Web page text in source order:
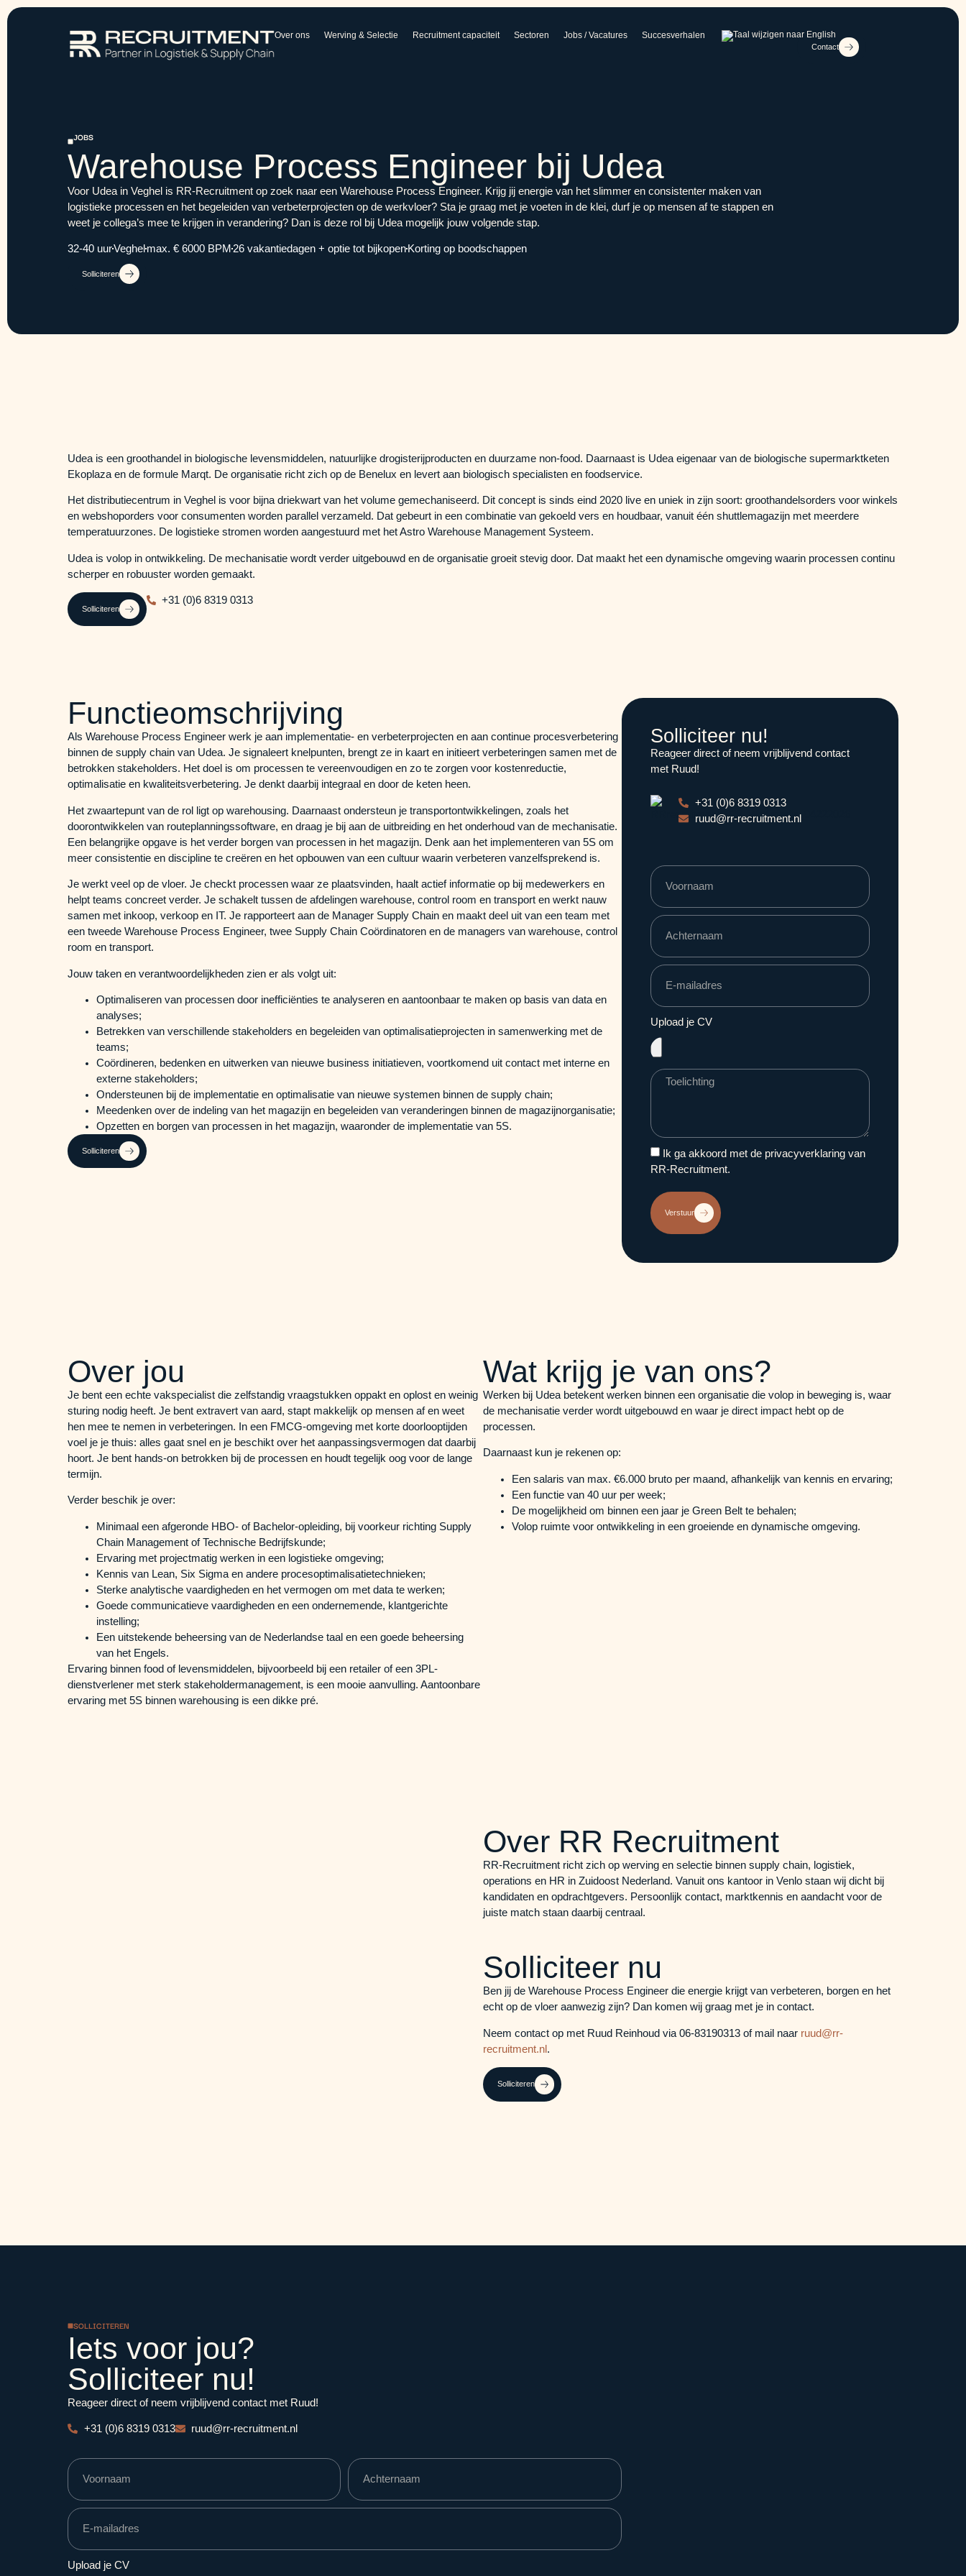
Over ons Werving & Selectie Recruitment capaciteit Sectoren Jobs / Vacatures Succesverhalen
Contact
JOBS
Warehouse Process Engineer bij Udea
Voor Udea in Veghel is RR-Recruitment op zoek naar een Warehouse Process Engineer. Krijg jij energie van het slimmer en consistenter maken van
logistieke processen en het begeleiden van verbeterprojecten op de werkvloer? Sta je graag met je voeten in de klei, durf je op mensen af te stappen en
weet je collega’s mee te krijgen in verandering? Dan is deze rol bij Udea mogelijk jouw volgende stap.
32-40 uurVeghelmax. € 6000 BPM26 vakantiedagen + optie tot bijkopen Korting op boodschappen
Solliciteren
Udea is een groothandel in biologische levensmiddelen, natuurlijke drogisterijproducten en duurzame non-food. Daarnaast is Udea eigenaar van de biologische supermarktketen
Ekoplaza en de formule Marqt. De organisatie richt zich op de Benelux en levert aan biologisch specialisten en foodservice.
Het distributiecentrum in Veghel is voor bijna driekwart van het volume gemechaniseerd. Dit concept is sinds eind 2020 live en uniek in zijn soort: groothandelsorders voor winkels
en webshoporders voor consumenten worden parallel verzameld. Dat gebeurt in een combinatie van gekoeld vers en houdbaar, vanuit één shuttlemagazijn met meerdere
temperatuurzones. De logistieke stromen worden aangestuurd met het Astro Warehouse Management Systeem.
Udea is volop in ontwikkeling. De mechanisatie wordt verder uitgebouwd en de organisatie groeit stevig door. Dat maakt het een dynamische omgeving waarin processen continu
scherper en robuuster worden gemaakt.
Solliciteren
+31 (0)6 8319 0313
Functieomschrijving
Als Warehouse Process Engineer werk je aan implementatie- en verbeterprojecten en aan continue procesverbetering
binnen de supply chain van Udea. Je signaleert knelpunten, brengt ze in kaart en initieert verbeteringen samen met de
betrokken stakeholders. Het doel is om processen te vereenvoudigen en zo te zorgen voor kostenreductie,
optimalisatie en kwaliteitsverbetering. Je denkt daarbij integraal en door de keten heen.
Het zwaartepunt van de rol ligt op warehousing. Daarnaast ondersteun je transportontwikkelingen, zoals het
doorontwikkelen van routeplanningssoftware, en draag je bij aan de uitbreiding en het onderhoud van de mechanisatie.
Een belangrijke opgave is het verder borgen van processen in het magazijn. Denk aan het implementeren van 5S om
meer consistentie en discipline te creëren en het opbouwen van een cultuur waarin verbeteren vanzelfsprekend is.
Je werkt veel op de vloer. Je checkt processen waar ze plaatsvinden, haalt actief informatie op bij medewerkers en
helpt teams concreet verder. Je schakelt tussen de afdelingen warehouse, control room en transport en werkt nauw
samen met inkoop, verkoop en IT. Je rapporteert aan de Manager Supply Chain en maakt deel uit van een team met
een tweede Warehouse Process Engineer, twee Supply Chain Coördinatoren en de managers van warehouse, control
room en transport.
Jouw taken en verantwoordelijkheden zien er als volgt uit:
Optimaliseren van processen door inefficiënties te analyseren en aantoonbaar te maken op basis van data en
analyses;
Betrekken van verschillende stakeholders en begeleiden van optimalisatieprojecten in samenwerking met de
teams;
Coördineren, bedenken en uitwerken van nieuwe business initiatieven, voortkomend uit contact met interne en
externe stakeholders;
Ondersteunen bij de implementatie en optimalisatie van nieuwe systemen binnen de supply chain;
Meedenken over de indeling van het magazijn en begeleiden van veranderingen binnen de magazijnorganisatie;
Opzetten en borgen van processen in het magazijn, waaronder de implementatie van 5S.
Solliciteren
Solliciteer nu!
Reageer direct of neem vrijblijvend contact
met Ruud!
+31 (0)6 8319 0313
ruud@rr-recruitment.nl
Upload je CV
Ik ga akkoord met de privacyverklaring van
RR-Recruitment.
Verstuur
Over jou
Je bent een echte vakspecialist die zelfstandig vraagstukken oppakt en oplost en weinig
sturing nodig heeft. Je bent extravert van aard, stapt makkelijk op mensen af en weet
hen mee te nemen in verbeteringen. In een FMCG-omgeving met korte doorlooptijden
voel je je thuis: alles gaat snel en je beschikt over het aanpassingsvermogen dat daarbij
hoort. Je bent hands-on betrokken bij de processen en houdt tegelijk oog voor de lange
termijn.
Verder beschik je over:
Minimaal een afgeronde HBO- of Bachelor-opleiding, bij voorkeur richting Supply
Chain Management of Technische Bedrijfskunde;
Ervaring met projectmatig werken in een logistieke omgeving;
Kennis van Lean, Six Sigma en andere procesoptimalisatietechnieken;
Sterke analytische vaardigheden en het vermogen om met data te werken;
Goede communicatieve vaardigheden en een ondernemende, klantgerichte
instelling;
Een uitstekende beheersing van de Nederlandse taal en een goede beheersing
van het Engels.
Ervaring binnen food of levensmiddelen, bijvoorbeeld bij een retailer of een 3PL-
dienstverlener met sterk stakeholdermanagement, is een mooie aanvulling. Aantoonbare
ervaring met 5S binnen warehousing is een dikke pré.
Wat krijg je van ons?
Werken bij Udea betekent werken binnen een organisatie die volop in beweging is, waar
de mechanisatie verder wordt uitgebouwd en waar je direct impact hebt op de
processen.
Daarnaast kun je rekenen op:
Een salaris van max. €6.000 bruto per maand, afhankelijk van kennis en ervaring;
Een functie van 40 uur per week;
De mogelijkheid om binnen een jaar je Green Belt te behalen;
Volop ruimte voor ontwikkeling in een groeiende en dynamische omgeving.
Over RR Recruitment
RR-Recruitment richt zich op werving en selectie binnen supply chain, logistiek,
operations en HR in Zuidoost Nederland. Vanuit ons kantoor in Venlo staan wij dicht bij
kandidaten en opdrachtgevers. Persoonlijk contact, marktkennis en aandacht voor de
juiste match staan daarbij centraal.
Solliciteer nu
Ben jij de Warehouse Process Engineer die energie krijgt van verbeteren, borgen en het
echt op de vloer aanwezig zijn? Dan komen wij graag met je in contact.
Neem contact op met Ruud Reinhoud via 06-83190313 of mail naar ruud@rr-
recruitment.nl .
Solliciteren
SOLLICITEREN
Iets voor jou?
Solliciteer nu!
Reageer direct of neem vrijblijvend contact met Ruud!
+31 (0)6 8319 0313 ruud@rr-recruitment.nl
Upload je CV